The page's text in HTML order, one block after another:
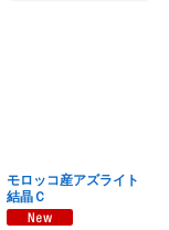
モロッコ産アズライト
結晶Ｃ